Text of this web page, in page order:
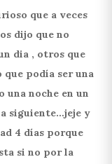
que a veces
dijo que no
dia , otros que
podía ser una
una noche en un
siguiente…jeje y
4 días porque
si no por la